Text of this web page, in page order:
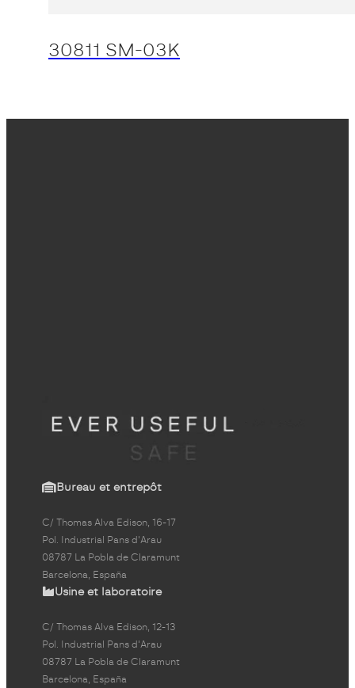
30811 SM-03K
Bureau et entrepôt
C/ Thomas Alva Edison, 16-17
Pol. Industrial Pans d'Arau
08787 La Pobla de Claramunt
Barcelona, España
Usine et laboratoire
C/ Thomas Alva Edison, 12-13
Pol. Industrial Pans d'Arau
08787 La Pobla de Claramunt
Barcelona, España